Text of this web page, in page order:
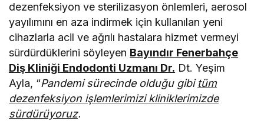
dezenfeksiyon ve sterilizasyon önlemleri, aerosol
yayılımını en aza indirmek için kullanılan yeni
cihazlarla acil ve ağrılı hastalara hizmet vermeyi
sürdürdüklerini söyleyen Bayındır Fenerbahçe
Diş Kliniği Endodonti Uzmanı Dr. Dt. Yeşim
Ayla, “Pandemi sürecinde olduğu gibitüm
dezenfeksiyon işlemlerimizi kliniklerimizde
sürdürüyoruz.